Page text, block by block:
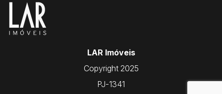
LAR Imóveis
Copyright 2025
PJ-1341